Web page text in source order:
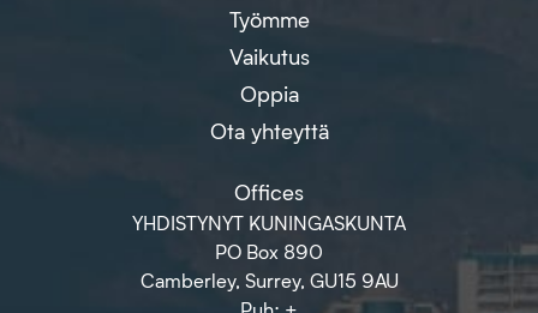
Työmme
Vaikutus
Oppia
Ota yhteyttä
Offices
YHDISTYNYT KUNINGASKUNTA
PO Box 890
Camberley, Surrey, GU15 9AU